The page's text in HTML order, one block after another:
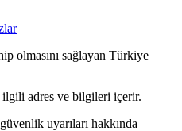
olmasını sağlayan Türkiye
adres ve bilgileri içerir.
uyarıları hakkında